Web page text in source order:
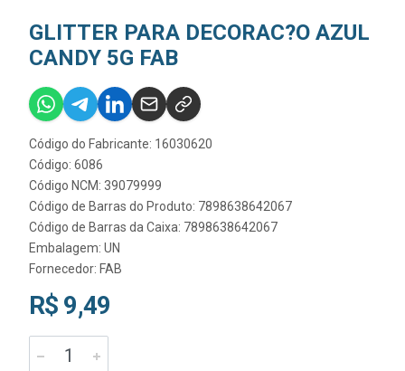
GLITTER PARA DECORAC?O AZUL
CANDY 5G FAB
Código do Fabricante: 16030620
Código: 6086
Código NCM: 39079999
Código de Barras do Produto: 7898638642067
Código de Barras da Caixa: 7898638642067
Embalagem: UN
Fornecedor: FAB
R$ 9,49